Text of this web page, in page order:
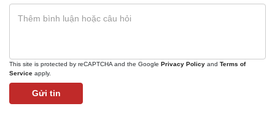
This site is protected by reCAPTCHA and the Google Privacy Policy and Terms of
Service apply.
Gửi tin